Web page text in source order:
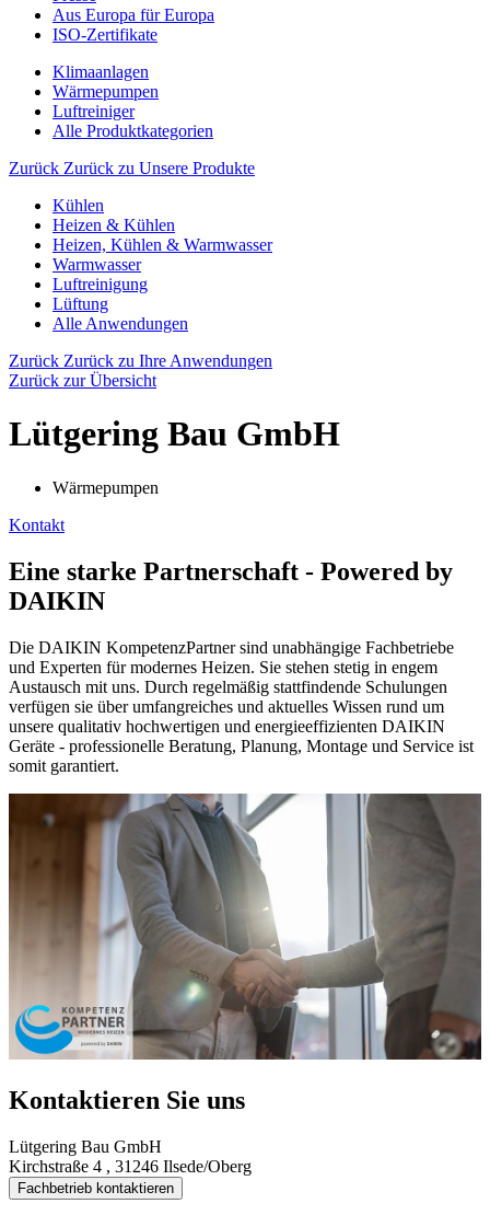
Aus Europa für Europa
ISO-Zertifikate
Klimaanlagen
Wärmepumpen
Luftreiniger
Alle Produktkategorien
Zurück Zurück zu Unsere Produkte
Kühlen
Heizen & Kühlen
Heizen, Kühlen & Warmwasser
Warmwasser
Luftreinigung
Lüftung
Alle Anwendungen
Zurück Zurück zu Ihre Anwendungen
Zurück zur Übersicht
Lütgering Bau GmbH
Wärmepumpen
Kontakt
Eine starke Partnerschaft - Powered by
DAIKIN
Die DAIKIN KompetenzPartner sind unabhängige Fachbetriebe
und Experten für modernes Heizen. Sie stehen stetig in engem
Austausch mit uns. Durch regelmäßig stattfindende Schulungen
verfügen sie über umfangreiches und aktuelles Wissen rund um
unsere qualitativ hochwertigen und energieeffizienten DAIKIN
Geräte - professionelle Beratung, Planung, Montage und Service ist
somit garantiert.
Kontaktieren Sie uns
Lütgering Bau GmbH
Kirchstraße 4 , 31246 Ilsede/Oberg
Fachbetrieb kontaktieren